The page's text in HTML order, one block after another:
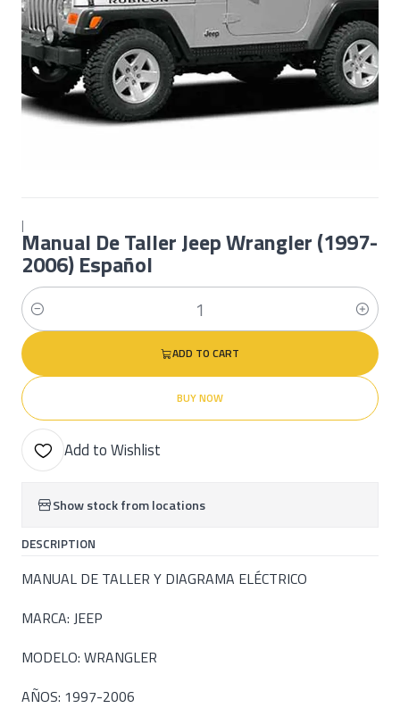
|
Manual De Taller Jeep Wrangler (1997-
2006) Español
Quantity
ADD TO CART
BUY NOW
Add to Wishlist
Show stock from locations
DESCRIPTION
MANUAL DE TALLER Y DIAGRAMA ELÉCTRICO
MARCA: JEEP
MODELO: WRANGLER
AÑOS: 1997-2006